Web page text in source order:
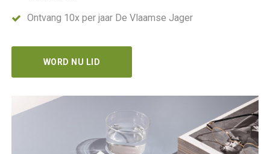
Ontvang 10x per jaar De Vlaamse Jager
WORD NU LID